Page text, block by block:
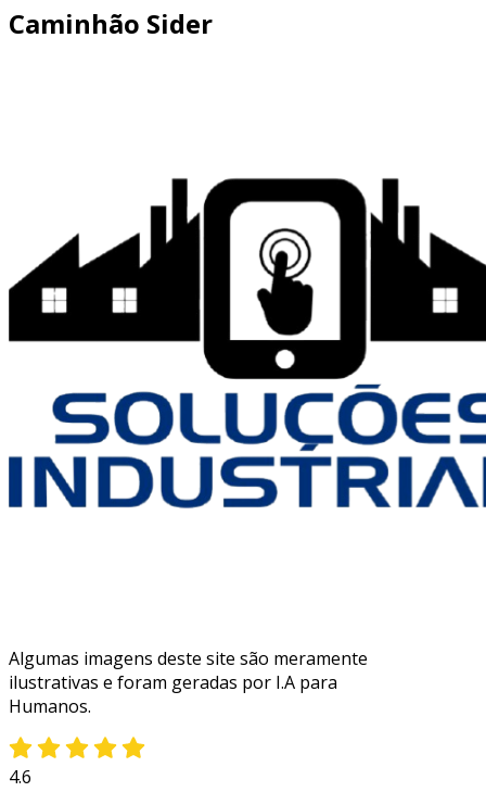
Caminhão Sider
Algumas imagens deste site são meramente
ilustrativas e foram geradas por I.A para
Humanos.
4.6